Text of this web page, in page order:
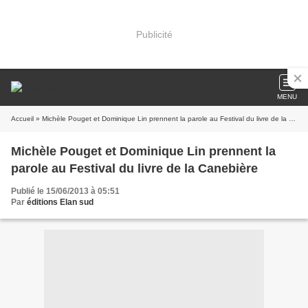
Publicité
MENU
Accueil » Michèle Pouget et Dominique Lin prennent la parole au Festival du livre de la Canebière
Michèle Pouget et Dominique Lin prennent la
parole au Festival du livre de la Canebière
Publié le 15/06/2013 à 05:51
Par éditions Elan sud